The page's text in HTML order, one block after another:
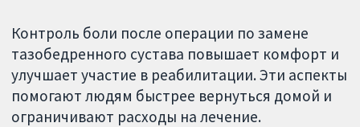
Контроль боли после операции по замене
тазобедренного сустава повышает комфорт и
улучшает участие в реабилитации. Эти аспекты
помогают людям быстрее вернуться домой и
ограничивают расходы на лечение.